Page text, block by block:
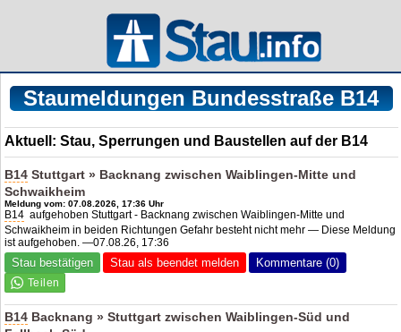
Staumeldungen Bundesstraße B14
Aktuell: Stau, Sperrungen und Baustellen auf der B14
B14 Stuttgart » Backnang zwischen Waiblingen-Mitte und
Schwaikheim
Meldung vom: 07.08.2026, 17:36 Uhr
B14 aufgehoben Stuttgart - Backnang zwischen Waiblingen-Mitte und
Schwaikheim in beiden Richtungen Gefahr besteht nicht mehr — Diese Meldung
ist aufgehoben. —07.08.26, 17:36
Stau bestätigen Stau als beendet melden Kommentare (0)
B14 Backnang » Stuttgart zwischen Waiblingen-Süd und